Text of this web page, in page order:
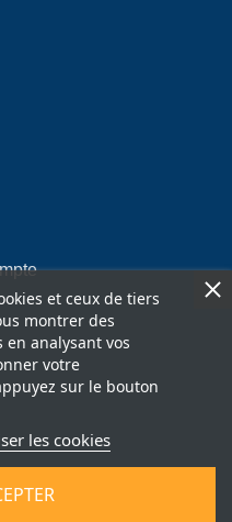
et ceux de tiers
montrer des
analysant vos
votre
sur le bouton
les cookies